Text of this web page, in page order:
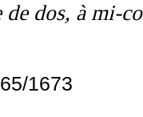
de dos, à mi-
1673